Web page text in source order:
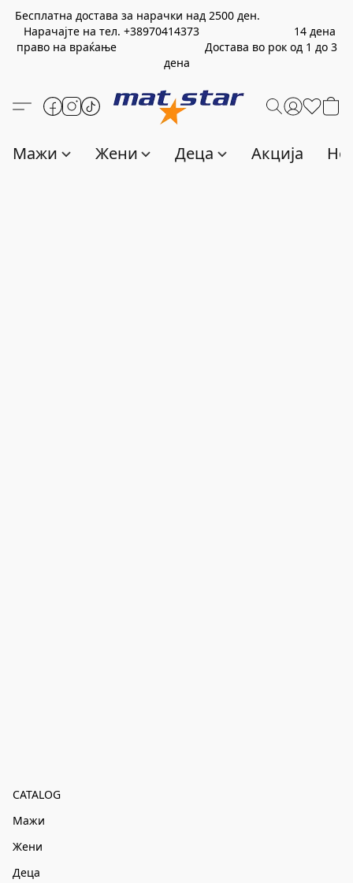
Бесплатна достава за нарачки над 2500 ден.
Нарачајте на тел. +38970414373 14 дена
право на враќање Достава во рок од 1 до 3
дена
Мажи Жени Деца Акција
CATALOG
Мажи
Жени
Деца